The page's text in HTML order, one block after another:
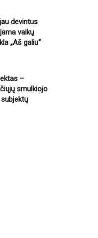
devintus
vaikų
„Aš galiu“
–
smulkiojo